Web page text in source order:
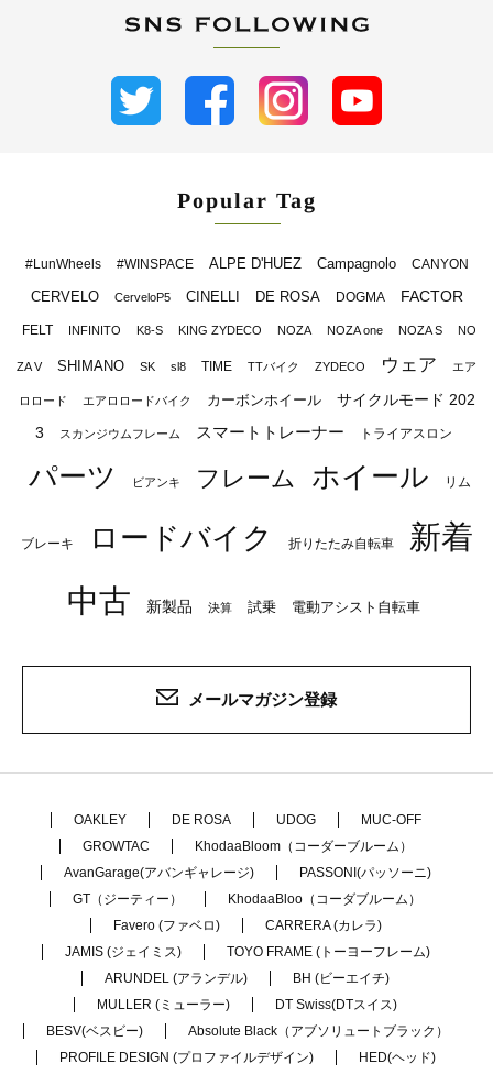
Popular Tag
#LunWheels #WINSPACE ALPE D'HUEZ Campagnolo CANYON
CERVELO CerveloP5 CINELLI DE ROSA DOGMA FACTOR
FELT INFINITO K8-S KING ZYDECO NOZA NOZA one NOZA S NO
ZA V SHIMANO SK sl8 TIME TTバイク ZYDECO ウェア エア
ロロード エアロロードバイク カーボンホイール
サイクルモード 202
3
スカンジウムフレーム スマートトレーナー トライアスロン
パーツ ビアンキ フレーム ホイール リム
ブレーキ ロードバイク 折りたたみ自転車
新着
中古
新製品 決算 試乗 電動アシスト自転車
メールマガジン登録
OAKLEY DE ROSA UDOG
MUC-OFF
GROWTAC
KhodaaBloom（コーダーブルーム）
AvanGarage(アバンギャレージ)
PASSONI(パッソーニ)
GT（ジーティー）
KhodaaBloo（コーダブルーム）
Favero (ファベロ)
CARRERA (カレラ)
JAMIS (ジェイミス)
TOYO FRAME (トーヨーフレーム)
ARUNDEL (アランデル)
BH (ビーエイチ)
MULLER (ミューラー)
DT Swiss(DTスイス)
BESV(ベスビー)
Absolute Black（アブソリュートブラック）
PROFILE DESIGN (プロファイルデザイン)
HED(ヘッド)